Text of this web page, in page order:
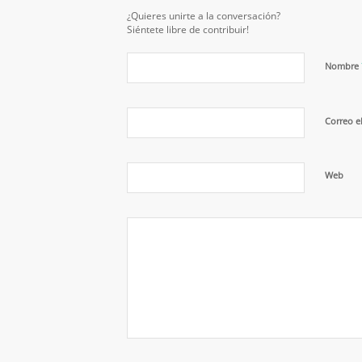
¿Quieres unirte a la conversación?
Siéntete libre de contribuir!
Nombre
Correo
Web